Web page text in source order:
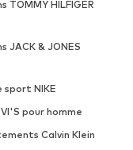
TOMMY HILFIGER
JACK & JONES
sport NIKE
pour homme
Calvin Klein